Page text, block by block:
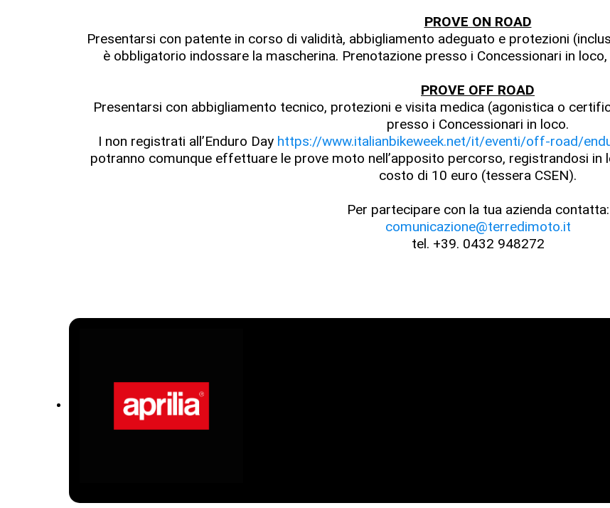
PROVE ON ROAD
Presentarsi con patente in corso di validità, abbigliamento adeguato e protezioni
è obbligatorio indossare la mascherina. Prenotazione presso i Concessionari in
PROVE OFF ROAD
Presentarsi con abbigliamento tecnico, protezioni e visita medica (agonistica o
presso i Concessionari in loco.
I non registrati all’Enduro Day https://www.italianbikeweek.net/it/eventi/off-road/
potranno comunque effettuare le prove moto nell’apposito percorso, registrandosi in
costo di 10 euro (tessera CSEN).
Per partecipare con la tua azienda contatta:
comunicazione@terredimoto.it
tel. +39. 0432 948272